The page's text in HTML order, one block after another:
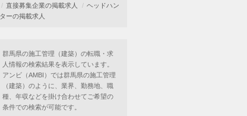
直接募集企業の掲載求人
ヘッドハン
ターの掲載求人
群馬県の施工管理（建築）の転職・求
人情報の検索結果を表示しています。
アンビ（AMBI）では群馬県の施工管理
（建築）のように、業界、勤務地、職
種、年収などを掛け合わせてご希望の
条件での検索が可能です。